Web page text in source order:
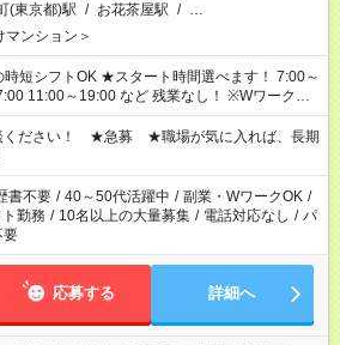
(東京都)駅 / お花茶屋駅 / …
マンション＞
タート時間選べます！ 7:00～
～19:00 など 残業なし！ ※Wワークの
と合わせ週40時間超の就業はご案内できませ
、週20時間以上勤務は社会保険への加入対象
者派遣法（日雇い派遣の原則禁止）により、
就業はご案内が難しい場合があります
ください！ ★急募 ★職場が気に入れば、長期
書不要 / 40～50代活躍中 / 副業・WワークOK /
勤務 / 10名以上の大量募集 / 電話対応なし / パ
要
応募する 詳細へ